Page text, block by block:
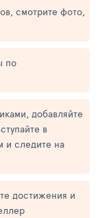
смотрите фото,
по
добавляйте
в
и следите на
достижения и